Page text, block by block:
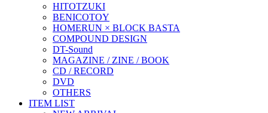
HITOTZUKI
BENICOTOY
HOMERUN × BLOCK BASTA
COMPOUND DESIGN
DT-Sound
MAGAZINE / ZINE / BOOK
CD / RECORD
DVD
OTHERS
ITEM LIST